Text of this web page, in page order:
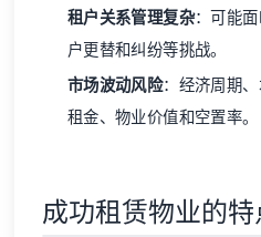
租户关系管理复杂：可能
户更替和纠纷等挑战。
市场波动风险：经济周期
租金、物业价值和空置率。
成功租赁物业的特